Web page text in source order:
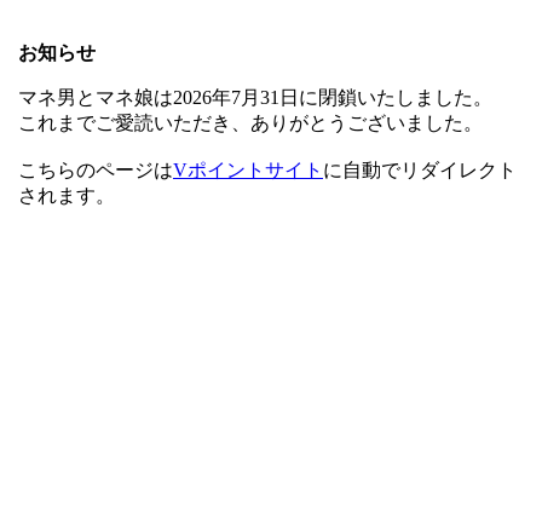
お知らせ
マネ男とマネ娘は2026年7月31日に閉鎖いたしました。
これまでご愛読いただき、ありがとうございました。
こちらのページはVポイントサイト に自動でリダイレクト
されます。